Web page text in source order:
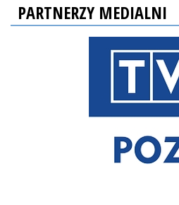
PARTNERZY MEDIALNI